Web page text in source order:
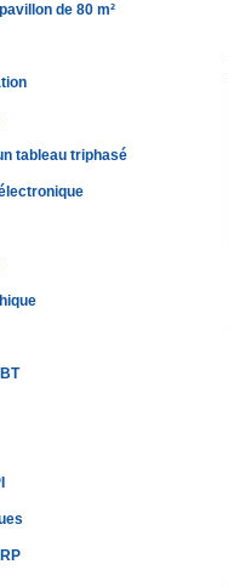
de 80 m²
tableau triphasé